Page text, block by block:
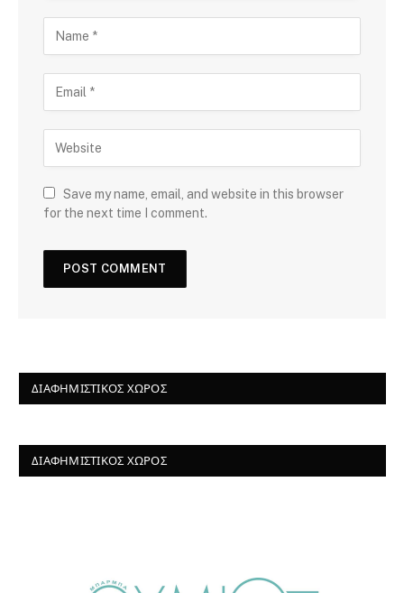
Save my name, email, and website in this browser
for the next time I comment.
ΔΙΑΦΗΜΙΣΤΙΚΌΣ ΧΏΡΟΣ
ΔΙΑΦΗΜΙΣΤΙΚΌΣ ΧΏΡΟΣ